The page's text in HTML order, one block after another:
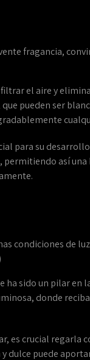
fragancia,
el aire y
pueden ser
para su
así
condiciones de
ha sido un pilar en
donde
es crucial regarla
dulce puede